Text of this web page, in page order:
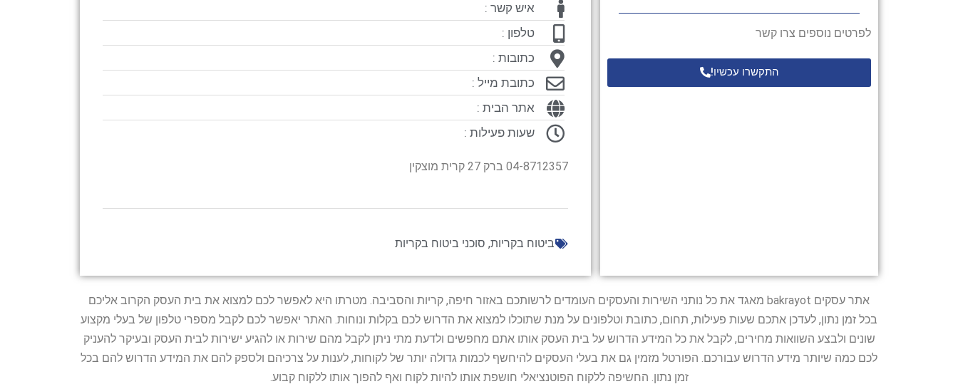
לפרטים נוספים צרו קשר
התקשרו עכשיו!
איש קשר :
טלפון :
כתובות :
כתובת מייל :
אתר הבית :
שעות פעילות :
04-8712357 ברק 27 קרית מוצקין
ביטוח בקריות, סוכני ביטוח בקריות
אתר עסקים bakrayot מאגד את כל נותני השירות והעסקים העומדים לרשותכם באזור חיפה, קריות והסביבה. מטרתו היא לאפשר לכם למצוא את בית העסק הקרוב אליכם
בכל זמן נתון, לעדכן אתכם שעות פעילות, תחום, כתובת וטלפונים על מנת שתוכלו למצוא את הדרוש לכם בקלות ונוחות. האתר יאפשר לכם לקבל מספרי טלפון של בעלי מקצוע
שונים ולבצע השוואות מחירים, לקבל את כל המידע הדרוש על בית העסק אותו אתם מחפשים ולדעת מתי ניתן לקבל מהם שירות או להגיע ישירות לבית העסק ובעיקר להעניק
לכם כמה שיותר מידע הדרוש עבורכם. הפורטל מזמין גם את בעלי העסקים להיחשף לכמות גדולה יותר של לקוחות, לענות על צרכיהם ולספק להם את המידע הדרוש להם בכל
זמן נתון. החשיפה ללקוח הפוטנציאלי חושפת אותו להיות לקוח ואף להפוך אותו ללקוח קבוע.